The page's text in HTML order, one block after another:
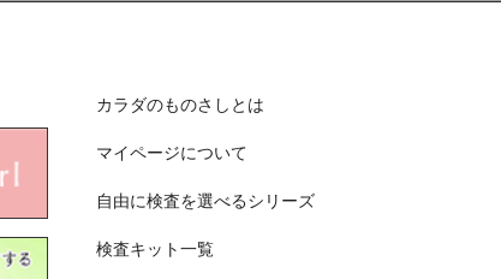
カラダのものさしとは
マイページについて
自由に検査を選べるシリーズ
検査キット一覧